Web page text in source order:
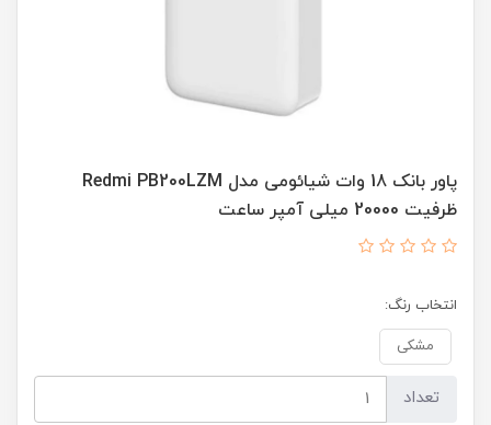
پاور بانک 18 وات شیائومی مدل Redmi PB200LZM
ظرفیت 20000 میلی آمپر ساعت
انتخاب رنگ:
مشکی
تعداد